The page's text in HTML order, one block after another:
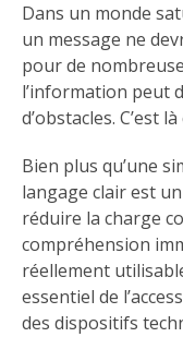
Dans un monde
un message ne
pour de
l’information peut
d’obstacles. C’est
Bien plus qu’une
langage clair est
réduire la charge
compréhension
réellement
essentiel de
des dispositifs